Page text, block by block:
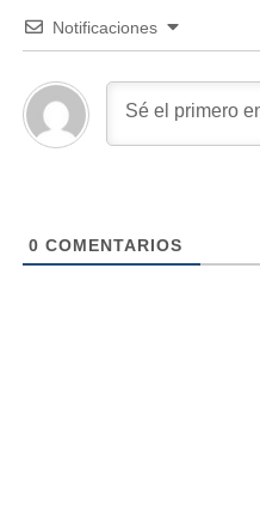
Notificaciones
0 COMENTARIOS